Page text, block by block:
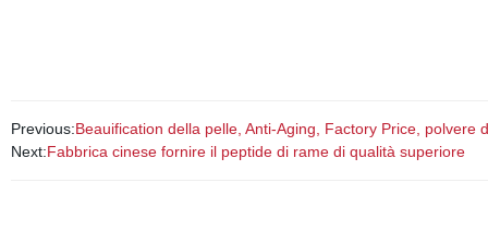
Previous:Beauification della pelle, Anti-Aging, Factory Price, polvere
Next:Fabbrica cinese fornire il peptide di rame di qualità superiore